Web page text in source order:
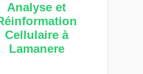
Analyse et
Cellulaire à
Lamanere